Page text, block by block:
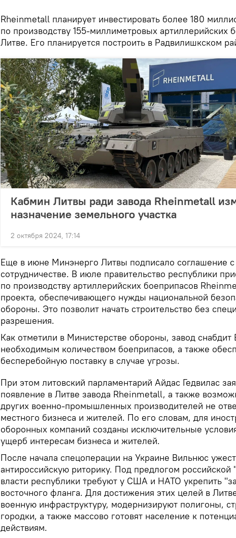
Rheinmetall планирует инвестировать более 180
по производству 155-миллиметровых артиллерийских
Литве. Его планируется построить в Радвилишкском
Кабмин Литвы ради завода Rheinmetall
назначение земельного участка
2 октября 2024, 17:14
Еще в июне Минэнерго Литвы подписало соглашение
сотрудничестве. В июле правительство республики
по производству артиллерийских боеприпасов
проекта, обеспечивающего нужды национальной
обороны. Это позволит начать строительство без
разрешения.
Как отметили в Министерстве обороны, завод
необходимым количеством боеприпасов, а также
бесперебойную поставку в случае угрозы.
При этом литовский парламентарий Айдас Гедвилас
появление в Литве завода Rheinmetall, а также
других военно-промышленных производителей не
местного бизнеса и жителей. По его словам, для
оборонных компаний созданы исключительные
ущерб интересам бизнеса и жителей.
После начала спецоперации на Украине Вильнюс
антироссийскую риторику. Под предлогом российской
власти республики требуют у США и НАТО укрепить
восточного фланга. Для достижения этих целей в
военную инфраструктуру, модернизируют полигоны,
городки, а также массово готовят население к
действиям.